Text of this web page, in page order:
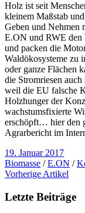
Holz ist seit
kleinem Maßstab
Geben und Nehmen
E.ON und RWE den
und packen die
Waldökosysteme zu
oder ganze Flächen
die Stromriesen
weil die EU falsche
Holzhunger der
wachstumsfixierte
erschöpft… hier den
Agrarbericht im
19. Januar 2017
Biomasse /E.ON /
Vorherige Artikel
Letzte Beiträge